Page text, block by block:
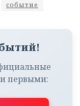
событие
первыми: